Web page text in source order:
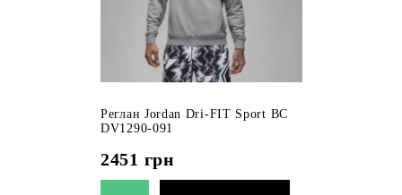
Реглан Jordan Dri-FIT Sport BC
DV1290-091
2451 грн